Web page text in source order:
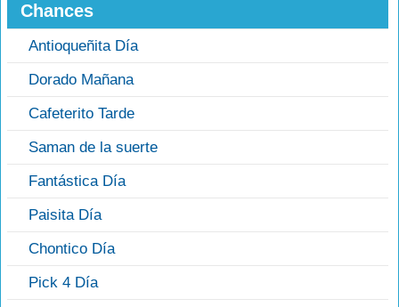
Chances
Antioqueñita Día
Dorado Mañana
Cafeterito Tarde
Saman de la suerte
Fantástica Día
Paisita Día
Chontico Día
Pick 4 Día